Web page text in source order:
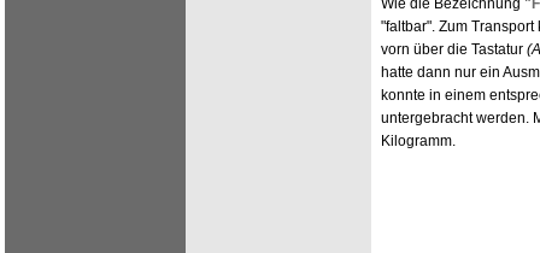
Wie die Bezeichnung
"faltbar". Zum
vorn über die Tastatur
hatte dann nur ein
konnte in einem
untergebracht werden.
Kilogramm.